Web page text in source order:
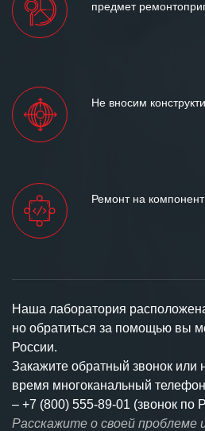
предмет
Не вносим
Ремонт на
Наша лаборатория
но обратиться за помощью вы
России.
Закажите обратный звонок или
время многоканальный телефон
– +7 (800) 555-89-01 (звонок по
Расскажите о своей проблеме